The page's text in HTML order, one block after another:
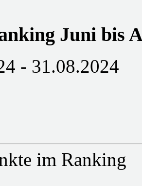
Juni bis
- 31.08.2024
im Ranking